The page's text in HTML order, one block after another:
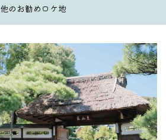
他のお勧めロケ地